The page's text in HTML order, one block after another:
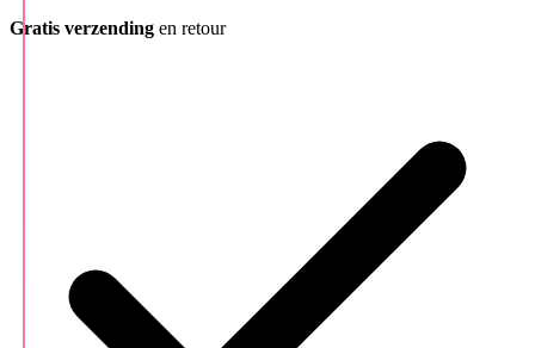
Gratis verzending en retour